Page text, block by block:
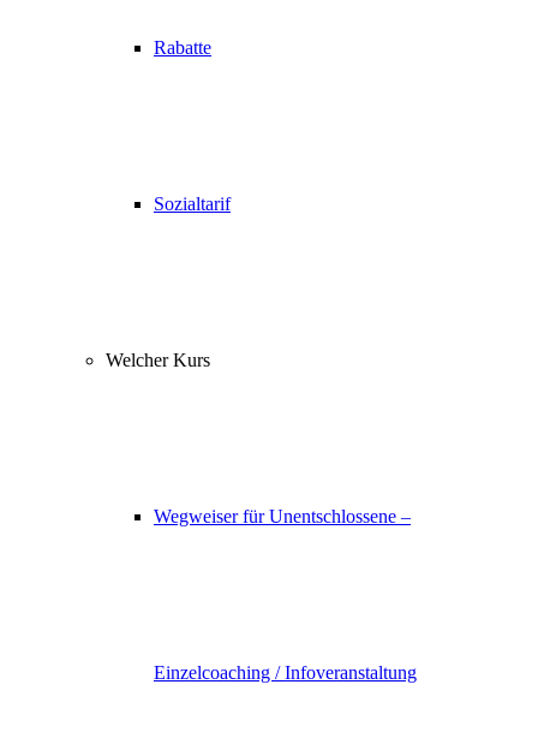
Rabatte
Sozialtarif
Welcher Kurs
Wegweiser für Unentschlossene –
Einzelcoaching / Infoveranstaltung